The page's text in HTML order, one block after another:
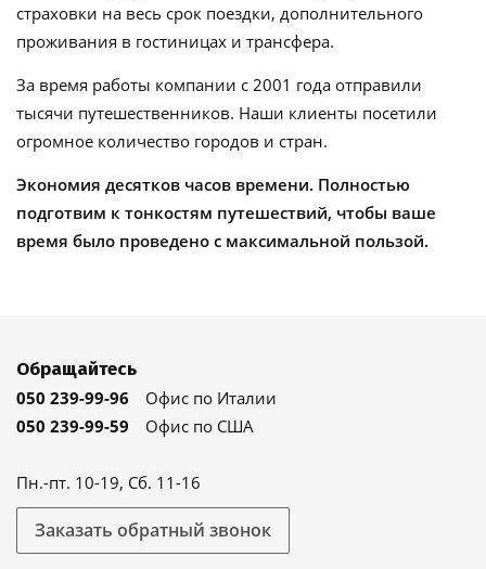
страховки на весь срок поездки, дополнительного
проживания в гостиницах и трансфера.
За время работы компании с 2001 года отправили
тысячи путешественников. Наши клиенты посетили
огромное количество городов и стран.
Экономия десятков часов времени. Полностью
подготвим к тонкостям путешествий, чтобы ваше
время было проведено с максимальной пользой.
Обращайтесь
050 239-99-96
Офис по Италии
050 239-99-59
Офис по США
Пн.-пт. 10-19, Сб. 11-16
Заказать обратный звонок